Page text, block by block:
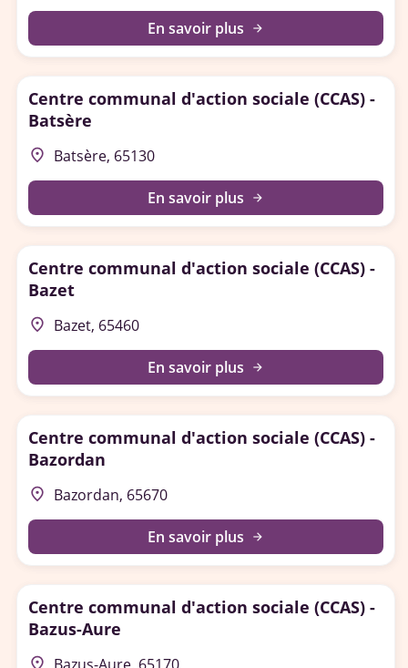
En savoir plus arrow_forward
Centre communal d'action sociale (CCAS) -
Batsère
place Batsère, 65130
En savoir plus arrow_forward
Centre communal d'action sociale (CCAS) -
Bazet
place Bazet, 65460
En savoir plus arrow_forward
Centre communal d'action sociale (CCAS) -
Bazordan
place Bazordan, 65670
En savoir plus arrow_forward
Centre communal d'action sociale (CCAS) -
Bazus-Aure
place